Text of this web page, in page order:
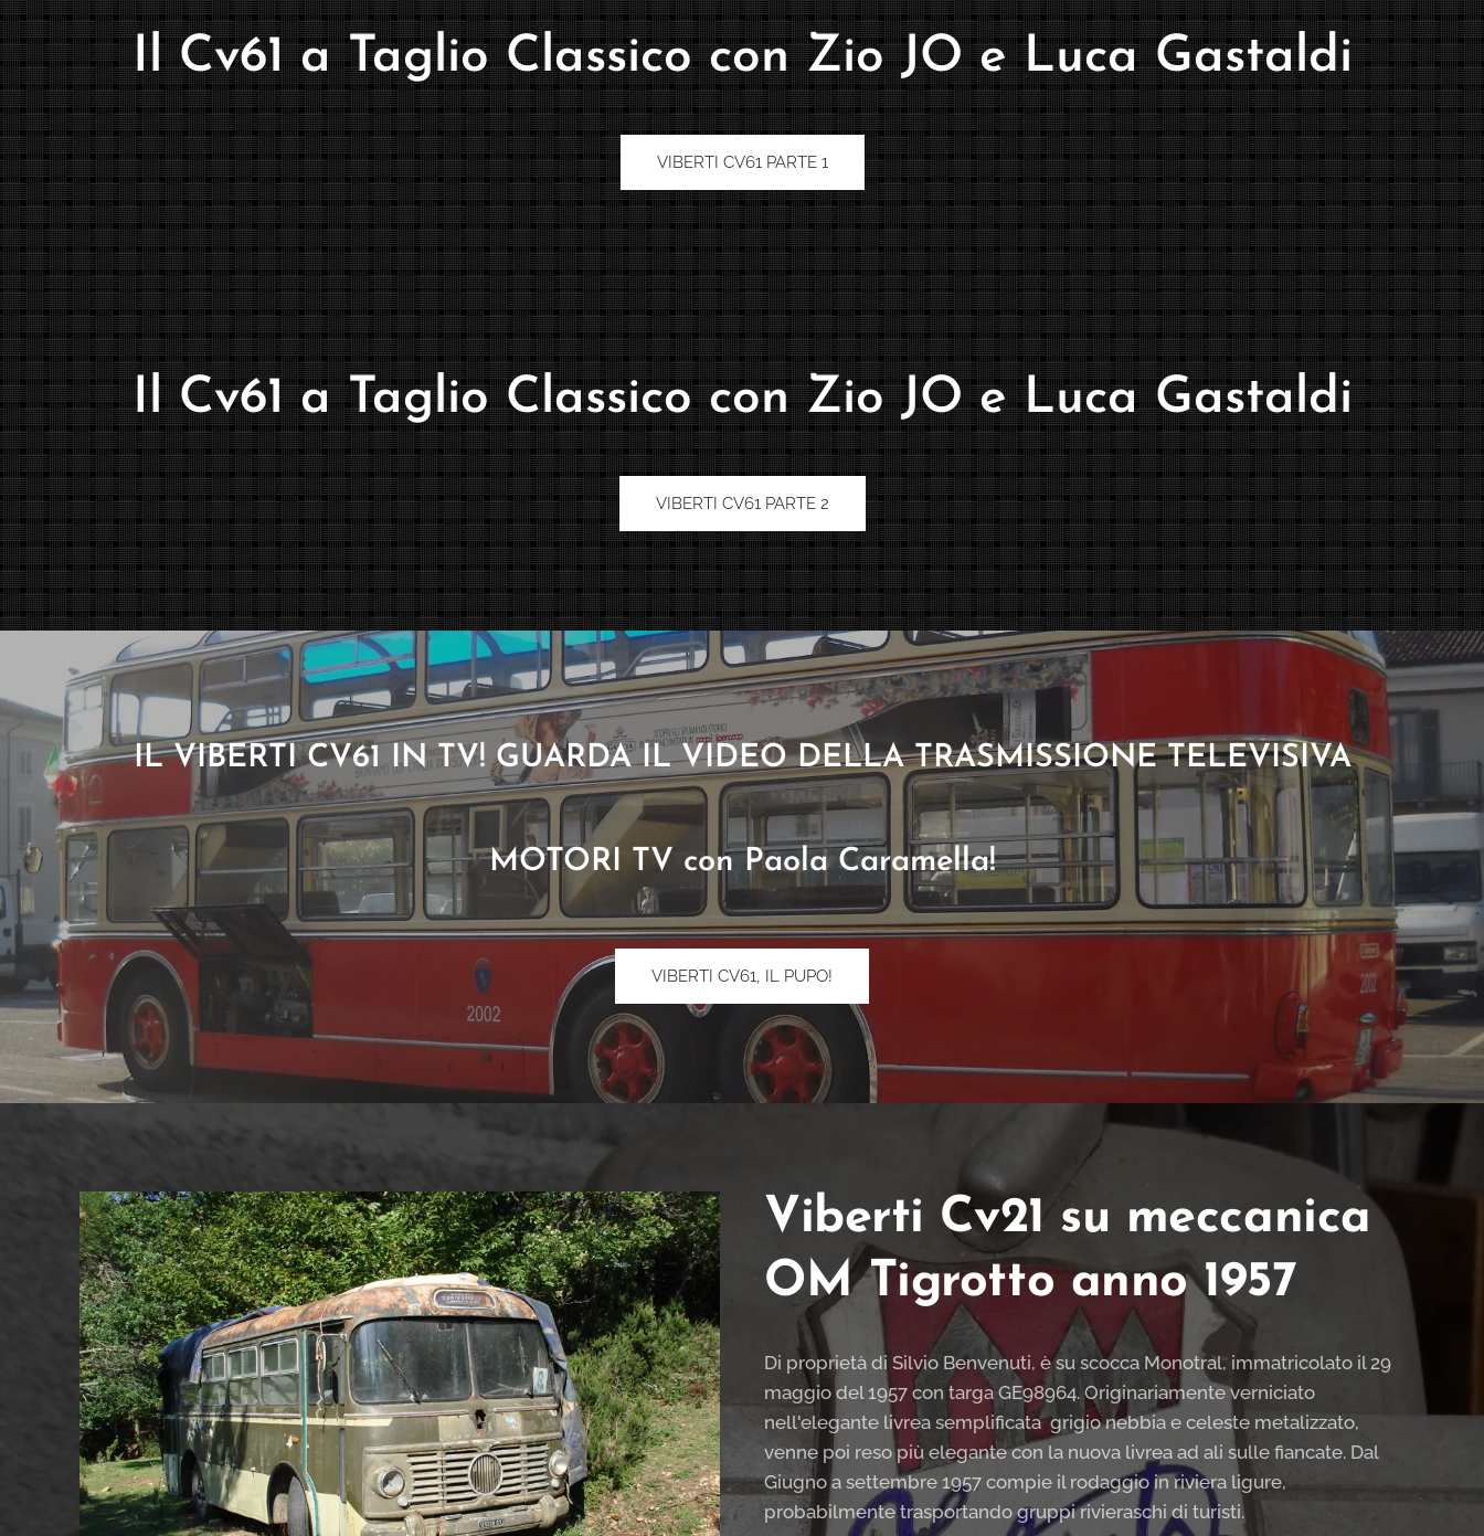
Il Cv61 a Taglio Classico con Zio JO e Luca Gastaldi
VIBERTI CV61 PARTE 1
Il Cv61 a Taglio Classico con Zio JO e Luca Gastaldi
VIBERTI CV61 PARTE 2
IL VIBERTI CV61 IN TV! GUARDA IL VIDEO DELLA TRASMISSIONE TELEVISIVA
MOTORI TV con Paola Caramella!
VIBERTI CV61, IL PUPO!
Viberti Cv21 su meccanica
OM Tigrotto anno 1957
Di proprietà di Silvio Benvenuti, è su scocca Monotral, immatricolato il 29
maggio del 1957 con targa GE98964. Originariamente verniciato
nell'elegante livrea semplificata grigio nebbia e celeste metalizzato,
venne poi reso più elegante con la nuova livrea ad ali sulle fiancate. Dal
Giugno a settembre 1957 compie il rodaggio in riviera ligure,
probabilmente trasportando gruppi rivieraschi di turisti.